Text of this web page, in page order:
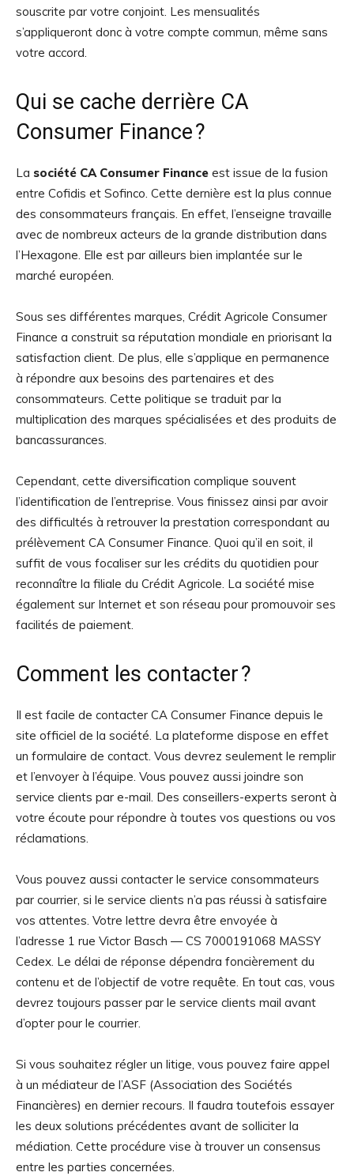
souscrite par votre conjoint. Les mensualités
s’appliqueront donc à votre compte commun, même sans
votre accord.
Qui se cache derrière CA
Consumer Finance ?
La société CA Consumer Finance est issue de la fusion
entre Cofidis et Sofinco. Cette dernière est la plus connue
des consommateurs français. En effet, l’enseigne travaille
avec de nombreux acteurs de la grande distribution dans
l’Hexagone. Elle est par ailleurs bien implantée sur le
marché européen.
Sous ses différentes marques, Crédit Agricole Consumer
Finance a construit sa réputation mondiale en priorisant la
satisfaction client. De plus, elle s’applique en permanence
à répondre aux besoins des partenaires et des
consommateurs. Cette politique se traduit par la
multiplication des marques spécialisées et des produits de
bancassurances.
Cependant, cette diversification complique souvent
l’identification de l’entreprise. Vous finissez ainsi par avoir
des difficultés à retrouver la prestation correspondant au
prélèvement CA Consumer Finance. Quoi qu’il en soit, il
suffit de vous focaliser sur les crédits du quotidien pour
reconnaître la filiale du Crédit Agricole. La société mise
également sur Internet et son réseau pour promouvoir ses
facilités de paiement.
Comment les contacter ?
Il est facile de contacter CA Consumer Finance depuis le
site officiel de la société. La plateforme dispose en effet
un formulaire de contact. Vous devrez seulement le remplir
et l’envoyer à l’équipe. Vous pouvez aussi joindre son
service clients par e-mail. Des conseillers-experts seront à
votre écoute pour répondre à toutes vos questions ou vos
réclamations.
Vous pouvez aussi contacter le service consommateurs
par courrier, si le service clients n’a pas réussi à satisfaire
vos attentes. Votre lettre devra être envoyée à
l’adresse 1 rue Victor Basch — CS 7000191068 MASSY
Cedex. Le délai de réponse dépendra foncièrement du
contenu et de l’objectif de votre requête. En tout cas, vous
devrez toujours passer par le service clients mail avant
d’opter pour le courrier.
Si vous souhaitez régler un litige, vous pouvez faire appel
à un médiateur de l’ASF (Association des Sociétés
Financières) en dernier recours. Il faudra toutefois essayer
les deux solutions précédentes avant de solliciter la
médiation. Cette procédure vise à trouver un consensus
entre les parties concernées.